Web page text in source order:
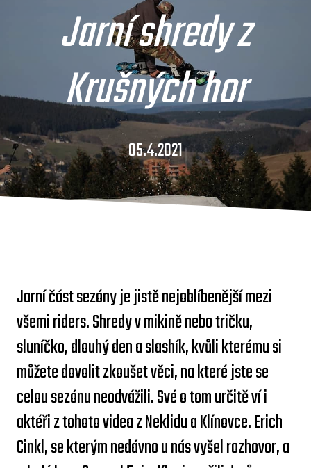
Jarní shredy z
Krušných hor
05.4.2021
Jarní část sezóny je jistě nejoblíbenější mezi
všemi riders. Shredy v mikině nebo tričku,
sluníčko, dlouhý den a slashík, kvůli kterému si
můžete dovolit zkoušet věci, na které jste se
celou sezónu neodvážili. Své o tom určitě ví i
aktéři z tohoto videa z Neklidu a Klínovce. Erich
Cinkl, se kterým nedávno u nás vyšel rozhovor, a